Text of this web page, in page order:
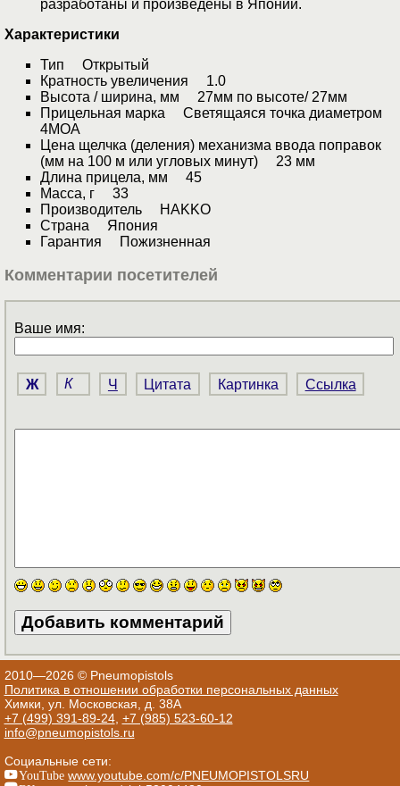
разработаны и произведены в Японии.
Характеристики
Тип Открытый
Кратность увеличения 1.0
Высота / ширина, мм 27мм по высоте/ 27мм
Прицельная марка Светящаяся точка диаметром
4МОА
Цена щелчка (деления) механизма ввода поправок
(мм на 100 м или угловых минут) 23 мм
Длина прицела, мм 45
Масса, г 33
Производитель HAKKO
Страна Япония
Гарантия Пожизненная
Комментарии посетителей
Ваше имя:
Ж К Ч Цитата Картинка Ссылка
2010—2026 © Pneumopistols
Политика в отношении обработки персональных данных
Химки, ул. Московская, д. 38А
+7 (499) 391-89-24, +7 (985) 523-60-12
info@pneumopistols.ru
Социальные сети:
YouTube www.youtube.com/c/PNEUMOPISTOLSRU